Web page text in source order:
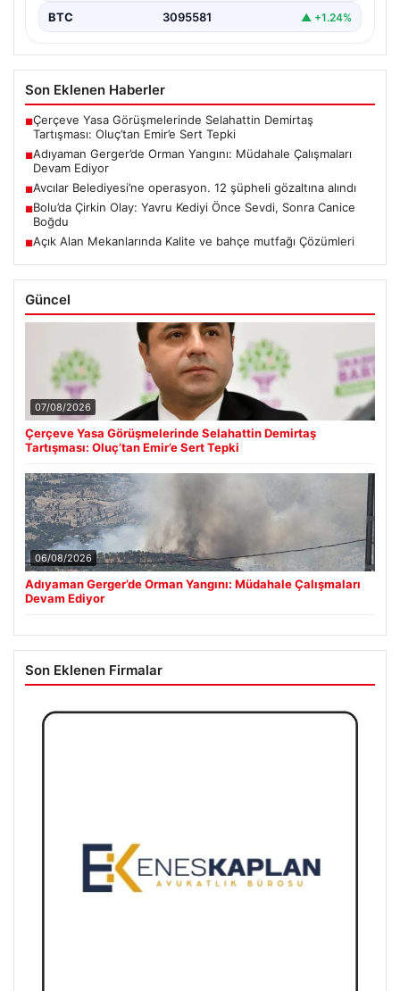
BTC 3095581 ▲ +1.24%
Son Eklenen Haberler
■Çerçeve Yasa Görüşmelerinde Selahattin Demirtaş
Tartışması: Oluç’tan Emir’e Sert Tepki
■Adıyaman Gerger’de Orman Yangını: Müdahale Çalışmaları
Devam Ediyor
■Avcılar Belediyesi’ne operasyon. 12 şüpheli gözaltına alındı
■Bolu’da Çirkin Olay: Yavru Kediyi Önce Sevdi, Sonra Canice
Boğdu
■Açık Alan Mekanlarında Kalite ve bahçe mutfağı Çözümleri
Güncel
07/08/2026
Çerçeve Yasa Görüşmelerinde Selahattin Demirtaş
Tartışması: Oluç’tan Emir’e Sert Tepki
06/08/2026
Adıyaman Gerger’de Orman Yangını: Müdahale Çalışmaları
Devam Ediyor
Son Eklenen Firmalar